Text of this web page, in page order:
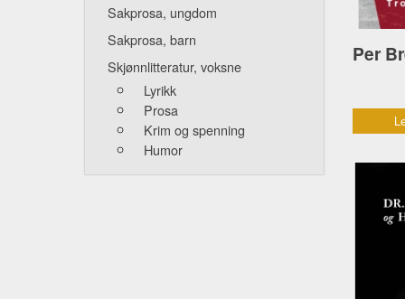
Sakprosa, ungdom
Sakprosa, barn
Skjønnlitteratur, voksne
Lyrikk
Prosa
Krim og spenning
Humor